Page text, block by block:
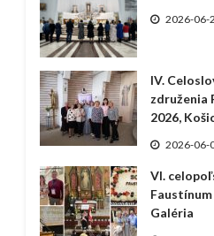
2026-06-
IV.
združenia
2026,
2026-06-
VI.
Faustínum
Galéria